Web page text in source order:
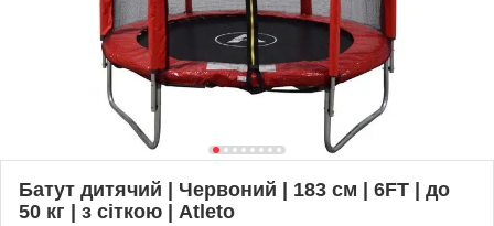
Батут дитячий | Червоний | 183 см | 6FT | до
50 кг | з сіткою | Atleto